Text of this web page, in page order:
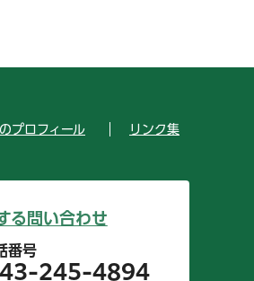
プロフィール リンク集
る問い合わせ
番号
245-4894